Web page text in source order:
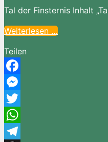
Tal der Finsternis Inhalt
Weiterlesen …
Teilen
Facebook
Messenger
Twitter
WhatsApp